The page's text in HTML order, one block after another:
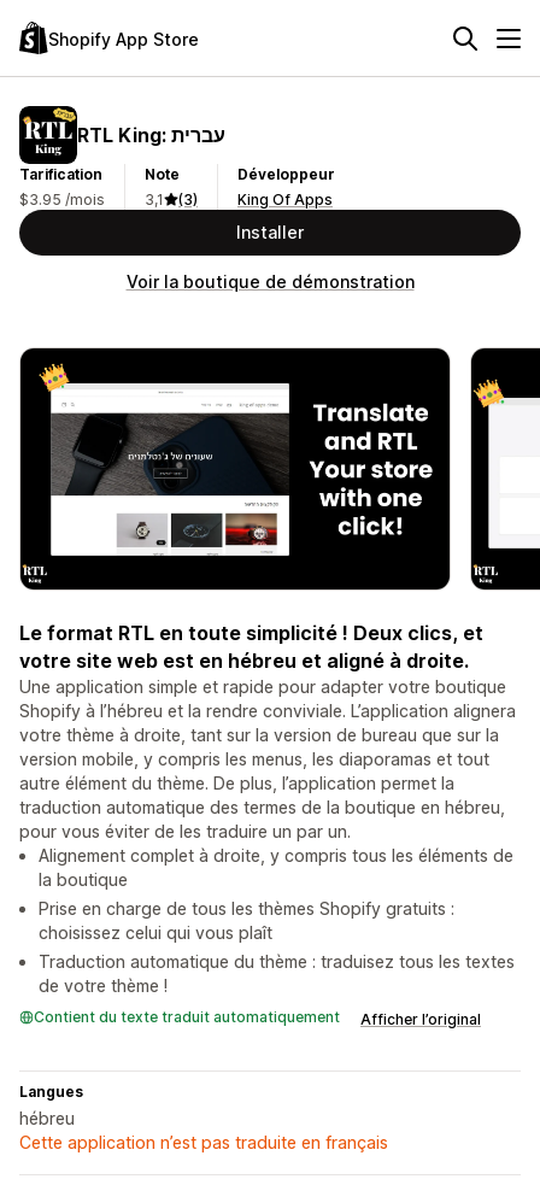
Shopify App Store
RTL King: עברית
Tarification
$3.95 /mois
Note
3,1
(3)
Développeur
King Of Apps
Installer
Voir la boutique de démonstration
Le format RTL en toute simplicité ! Deux clics, et
votre site web est en hébreu et aligné à droite.
Une application simple et rapide pour adapter votre boutique
Shopify à l’hébreu et la rendre conviviale. L’application alignera
votre thème à droite, tant sur la version de bureau que sur la
version mobile, y compris les menus, les diaporamas et tout
autre élément du thème. De plus, l’application permet la
traduction automatique des termes de la boutique en hébreu,
pour vous éviter de les traduire un par un.
Alignement complet à droite, y compris tous les éléments de
la boutique
Prise en charge de tous les thèmes Shopify gratuits :
choisissez celui qui vous plaît
Traduction automatique du thème : traduisez tous les textes
de votre thème !
Contient du texte traduit automatiquement Afficher l’original
Langues
hébreu
Cette application n’est pas traduite en français